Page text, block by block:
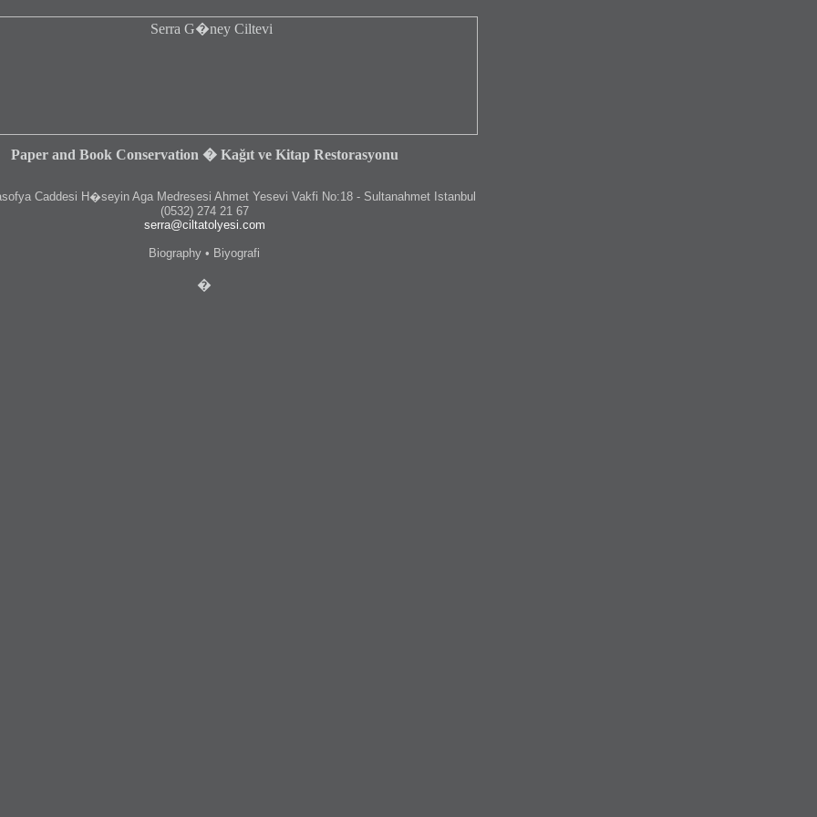
Paper and Book Conservation � Kağıt ve Kitap Restorasyonu
Caddesi H�seyin Aga Medresesi Ahmet Yesevi Vakfi No:18 - Sultanahmet Istanbul
(0532) 274 21 67
serra@ciltatolyesi.com
Biography • Biyografi
�